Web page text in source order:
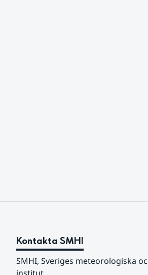
Kontakta SMHI
SMHI, Sveriges meteorologiska